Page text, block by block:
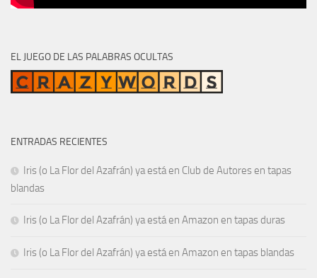
EL JUEGO DE LAS PALABRAS OCULTAS
ENTRADAS RECIENTES
Iris (o La Flor del Azafrán) ya está en Club de Autores en tapas
blandas
Iris (o La Flor del Azafrán) ya está en Amazon en tapas duras
Iris (o La Flor del Azafrán) ya está en Amazon en tapas blandas